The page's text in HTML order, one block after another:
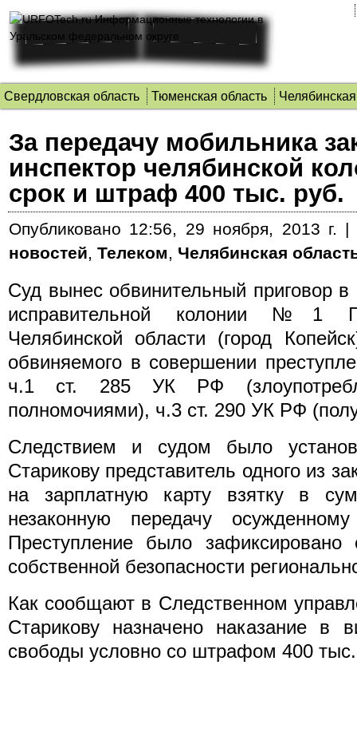
Свердловская область Тюменская область
За передачу мобильника
инспектор челябинской
срок и штраф 400 тыс. руб.
Опубликовано 12:56, 29 ноября, 2013 г. |
новостей, Телеком, Челябинская
Суд вынес обвинительный приговор в
исправительной колонии №1
Челябинской области (город
обвиняемого в совершении
ч.1 ст. 285 УК РФ
полномочиями), ч.3 ст. 290 УК РФ
Следствием и судом было
Старикову представитель одного из
на зарплатную карту взятку в
незаконную передачу
Преступление было зафиксировано
собственной безопасности
Как сообщают в Следственном
Старикову назначено наказание в
свободы условно со штрафом 400